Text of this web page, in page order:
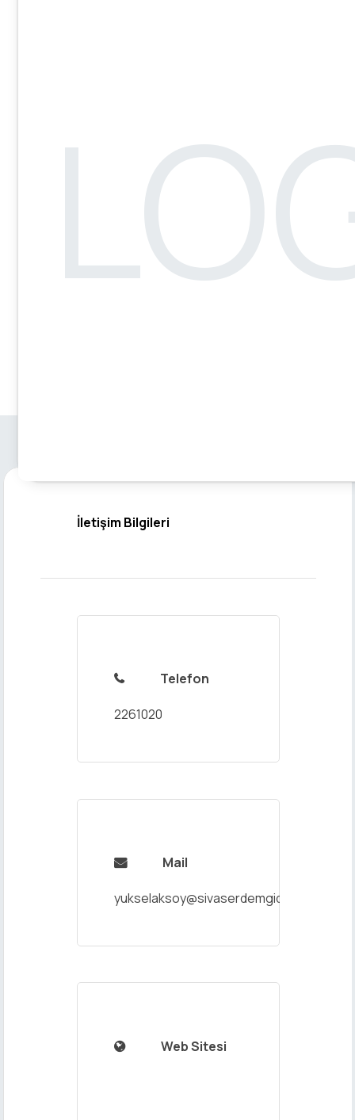
İletişim Bilgileri
 Telefon
2261020
 Mail
yukselaksoy@sivaserdemgida.com.tr
 Web Sitesi